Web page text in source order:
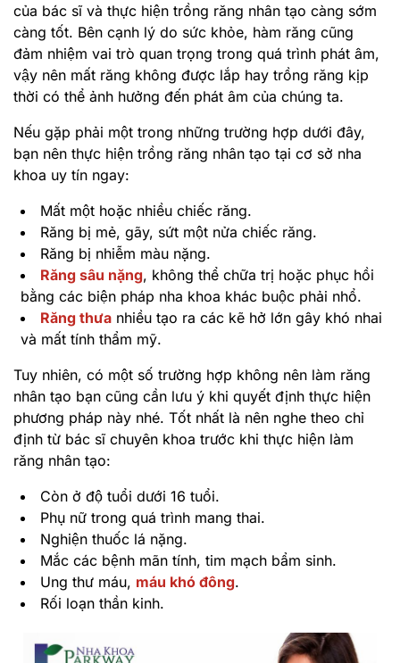
của bác sĩ và thực hiện trồng răng nhân tạo càng sớm
càng tốt. Bên cạnh lý do sức khỏe, hàm răng cũng
đảm nhiệm vai trò quan trọng trong quá trình phát âm,
vậy nên mất răng không được lắp hay trồng răng kịp
thời có thể ảnh hưởng đến phát âm của chúng ta.
Nếu gặp phải một trong những trường hợp dưới đây,
bạn nên thực hiện trồng răng nhân tạo tại cơ sở nha
khoa uy tín ngay:
Mất một hoặc nhiều chiếc răng.
Răng bị mẻ, gãy, sứt một nửa chiếc răng.
Răng bị nhiễm màu nặng.
Răng sâu nặng, không thể chữa trị hoặc phục hồi
bằng các biện pháp nha khoa khác buộc phải nhổ.
Răng thưa nhiều tạo ra các kẽ hở lớn gây khó nhai
và mất tính thẩm mỹ.
Tuy nhiên, có một số trường hợp không nên làm răng
nhân tạo bạn cũng cần lưu ý khi quyết định thực hiện
phương pháp này nhé. Tốt nhất là nên nghe theo chỉ
định từ bác sĩ chuyên khoa trước khi thực hiện làm
răng nhân tạo:
Còn ở độ tuổi dưới 16 tuổi.
Phụ nữ trong quá trình mang thai.
Nghiện thuốc lá nặng.
Mắc các bệnh mãn tính, tim mạch bẩm sinh.
Ung thư máu, máu khó đông.
Rối loạn thần kinh.